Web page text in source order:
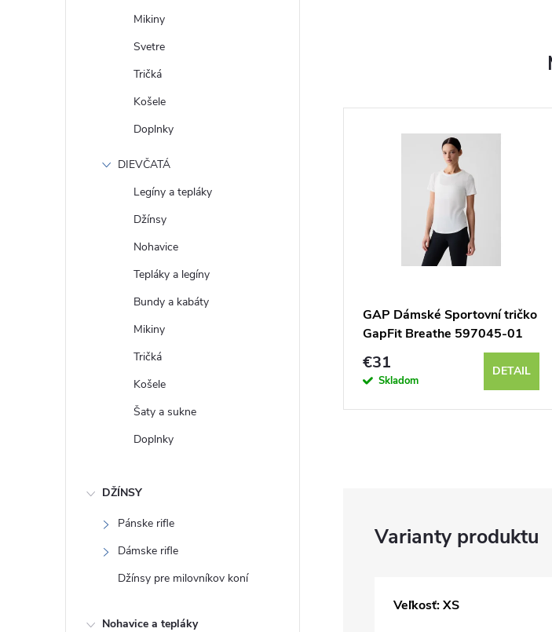
Mikiny
Svetre
Tričká
Košele
Doplnky
DIEVČATÁ
Legíny a tepláky
Džínsy
Nohavice
Tepláky a legíny
Bundy a kabáty
Mikiny
Tričká
Košele
Šaty a sukne
Doplnky
DŽÍNSY
Pánske rifle
Dámske rifle
Džínsy pre milovníkov koní
Nohavice a tepláky
Veľkosť: XS
Vintage 740140-03
€23
Skladom
GAP Dámské Sportovní tričko
GapFit Breathe 597045-01
€31
Skladom
DETAIL